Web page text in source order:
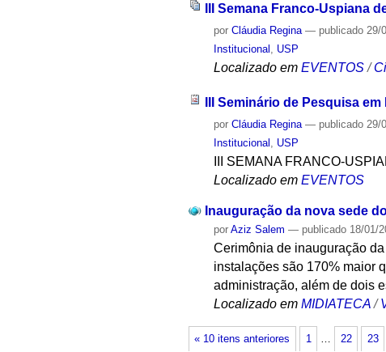
III Semana Franco-Uspiana
porCláudia Regina — publicado 29/
Institucional
USP
Localizado em EVENTOS /
III Seminário de Pesquisa
porCláudia Regina — publicado 29/
Institucional
USP
III SEMANA FRANCO-
Localizado em EVENTOS
Inauguração da nova sede
porAziz Salem — publicado 18/01/
Cerimônia de inauguração
instalações são 170% maior
administração, além de dois
Localizado em MIDIATECA /
« 10 itens anteriores 1 22 23